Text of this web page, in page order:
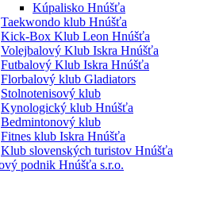
Kúpalisko Hnúšťa
Taekwondo klub Hnúšťa
Kick-Box Klub Leon Hnúšťa
Volejbalový Klub Iskra Hnúšťa
Futbalový Klub Iskra Hnúšťa
Florbalový klub Gladiators
Stolnotenisový klub
Kynologický klub Hnúšťa
Bedmintonový klub
Fitnes klub Iskra Hnúšťa
Klub slovenských turistov Hnúšťa
podnik Hnúšťa s.r.o.